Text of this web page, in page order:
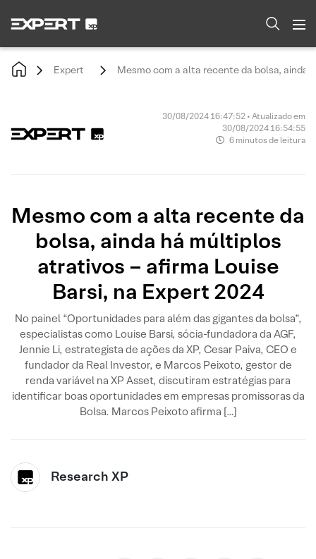
Expert Mesmo com a alta recente da bolsa, ainda
30/08/2024 16:47:52 • Atualizado em
30/08/2024 16:54:55
6 minutos de leitura
Mesmo com a alta recente da
bolsa, ainda há múltiplos
atrativos – afirma Louise
Barsi, na Expert 2024
No painel “Oportunidades para além das gigantes da bolsa”,
especialistas como Louise Barsi, sócia-fundadora da AGF,
Jennie Li, estrategista de ações da XP, Cesar Paiva, CEO e
fundador da Real Investor, e Marcos Peixoto, gestor de
renda variável na XP Asset, discutiram estratégias para
identificar boas oportunidades em empresas promissoras da
Bolsa. Marcos Peixoto afirma […]
Research XP